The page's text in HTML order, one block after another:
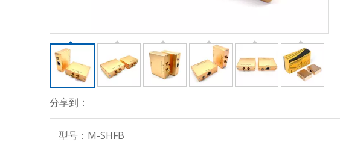
分享到：
型号： M-SHFB